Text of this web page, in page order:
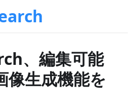
、編集可能
像生成機能を